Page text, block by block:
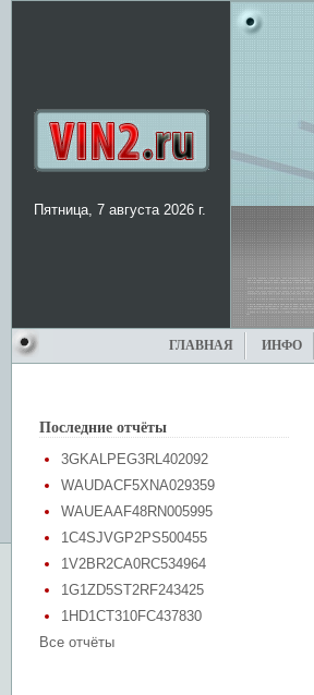
Пятница, 7 августа 2026 г.
ГЛАВНАЯ ИНФО
Последние отчёты
3GKALPEG3RL402092
WAUDACF5XNA029359
WAUEAAF48RN005995
1C4SJVGP2PS500455
1V2BR2CA0RC534964
1G1ZD5ST2RF243425
1HD1CT310FC437830
Все отчёты